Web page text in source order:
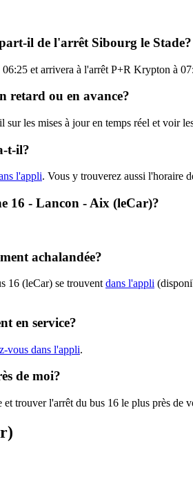
il de l'arrêt Sibourg le Stade?
et arrivera à l'arrêt P+R Krypton à
retard ou en avance?
les mises à jour en temps réel et voir
t-il?
l'appli. Vous y trouverez aussi l'horaire
16 - Lancon - Aix (leCar)?
achalandée?
16 (leCar) se trouvent dans l'appli
en service?
vous dans l'appli.
de moi?
trouver l'arrêt du bus 16 le plus près de